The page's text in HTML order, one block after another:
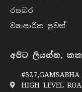
රසබ​ර
ව්‍යාපාරික පුව​ත්
අපිට ලියන්න,
#327,GAMSABHA
HIGH LEVEL